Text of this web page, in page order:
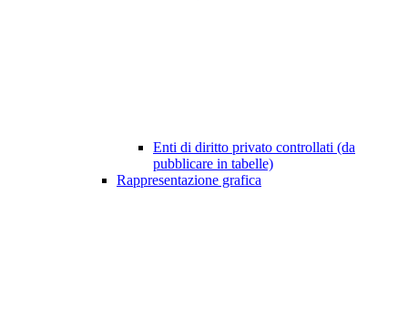
Enti di diritto privato controllati (da
pubblicare in tabelle)
Rappresentazione grafica